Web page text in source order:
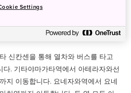
후쿠시마역(95분) 등입니다. 한편 니
고 2시간이 채 걸리지 않으며, 데와산
신칸센을 통해 열차와 버스를 타고
. 기타야마가타역에서 아테라자와선
지 이동합니다. 요네자와역에서 요네
Settings